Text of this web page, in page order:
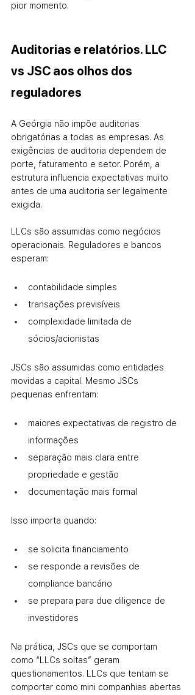
pior momento.
Auditorias e relatórios. LLC
vs JSC aos olhos dos
reguladores
A Geórgia não impõe auditorias
obrigatórias a todas as empresas. As
exigências de auditoria dependem de
porte, faturamento e setor. Porém, a
estrutura influencia expectativas muito
antes de uma auditoria ser legalmente
exigida.
LLCs são assumidas como negócios
operacionais. Reguladores e bancos
esperam:
contabilidade simples
transações previsíveis
complexidade limitada de
sócios/acionistas
JSCs são assumidas como entidades
movidas a capital. Mesmo JSCs
pequenas enfrentam:
maiores expectativas de registro de
informações
separação mais clara entre
propriedade e gestão
documentação mais formal
Isso importa quando:
se solicita financiamento
se responde a revisões de
compliance bancário
se prepara para due diligence de
investidores
Na prática, JSCs que se comportam
como “LLCs soltas” geram
questionamentos. LLCs que tentam se
comportar como mini companhias abertas